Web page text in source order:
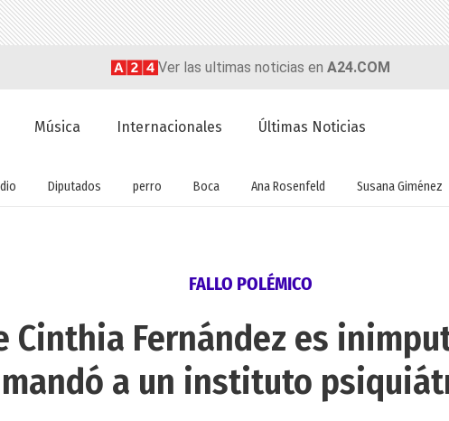
Ver las ultimas noticias en A24.COM
Música Internacionales Últimas Noticias
Diputados perro Boca Ana Rosenfeld Susana Giménez
FALLO POLÉMICO
Cinthia Fernández es
mandó a un instituto